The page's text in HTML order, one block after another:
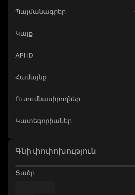
Պայմանագրեր
Կայք
API ID
Համայնք
Ուսումնասիրողներ
Կատեգորիաներ
Գնի փոփոխություն
Ցածր